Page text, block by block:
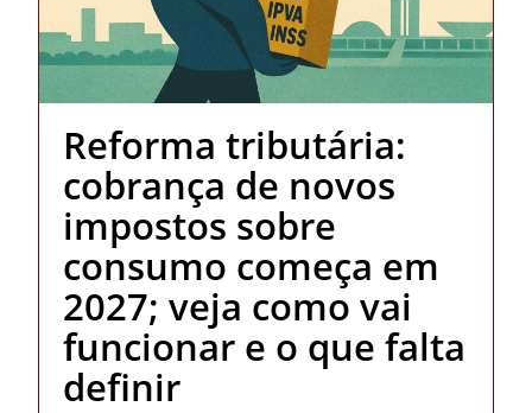
Reforma tributária:
cobrança de novos
impostos sobre
consumo começa em
2027; veja como vai
funcionar e o que falta
definir